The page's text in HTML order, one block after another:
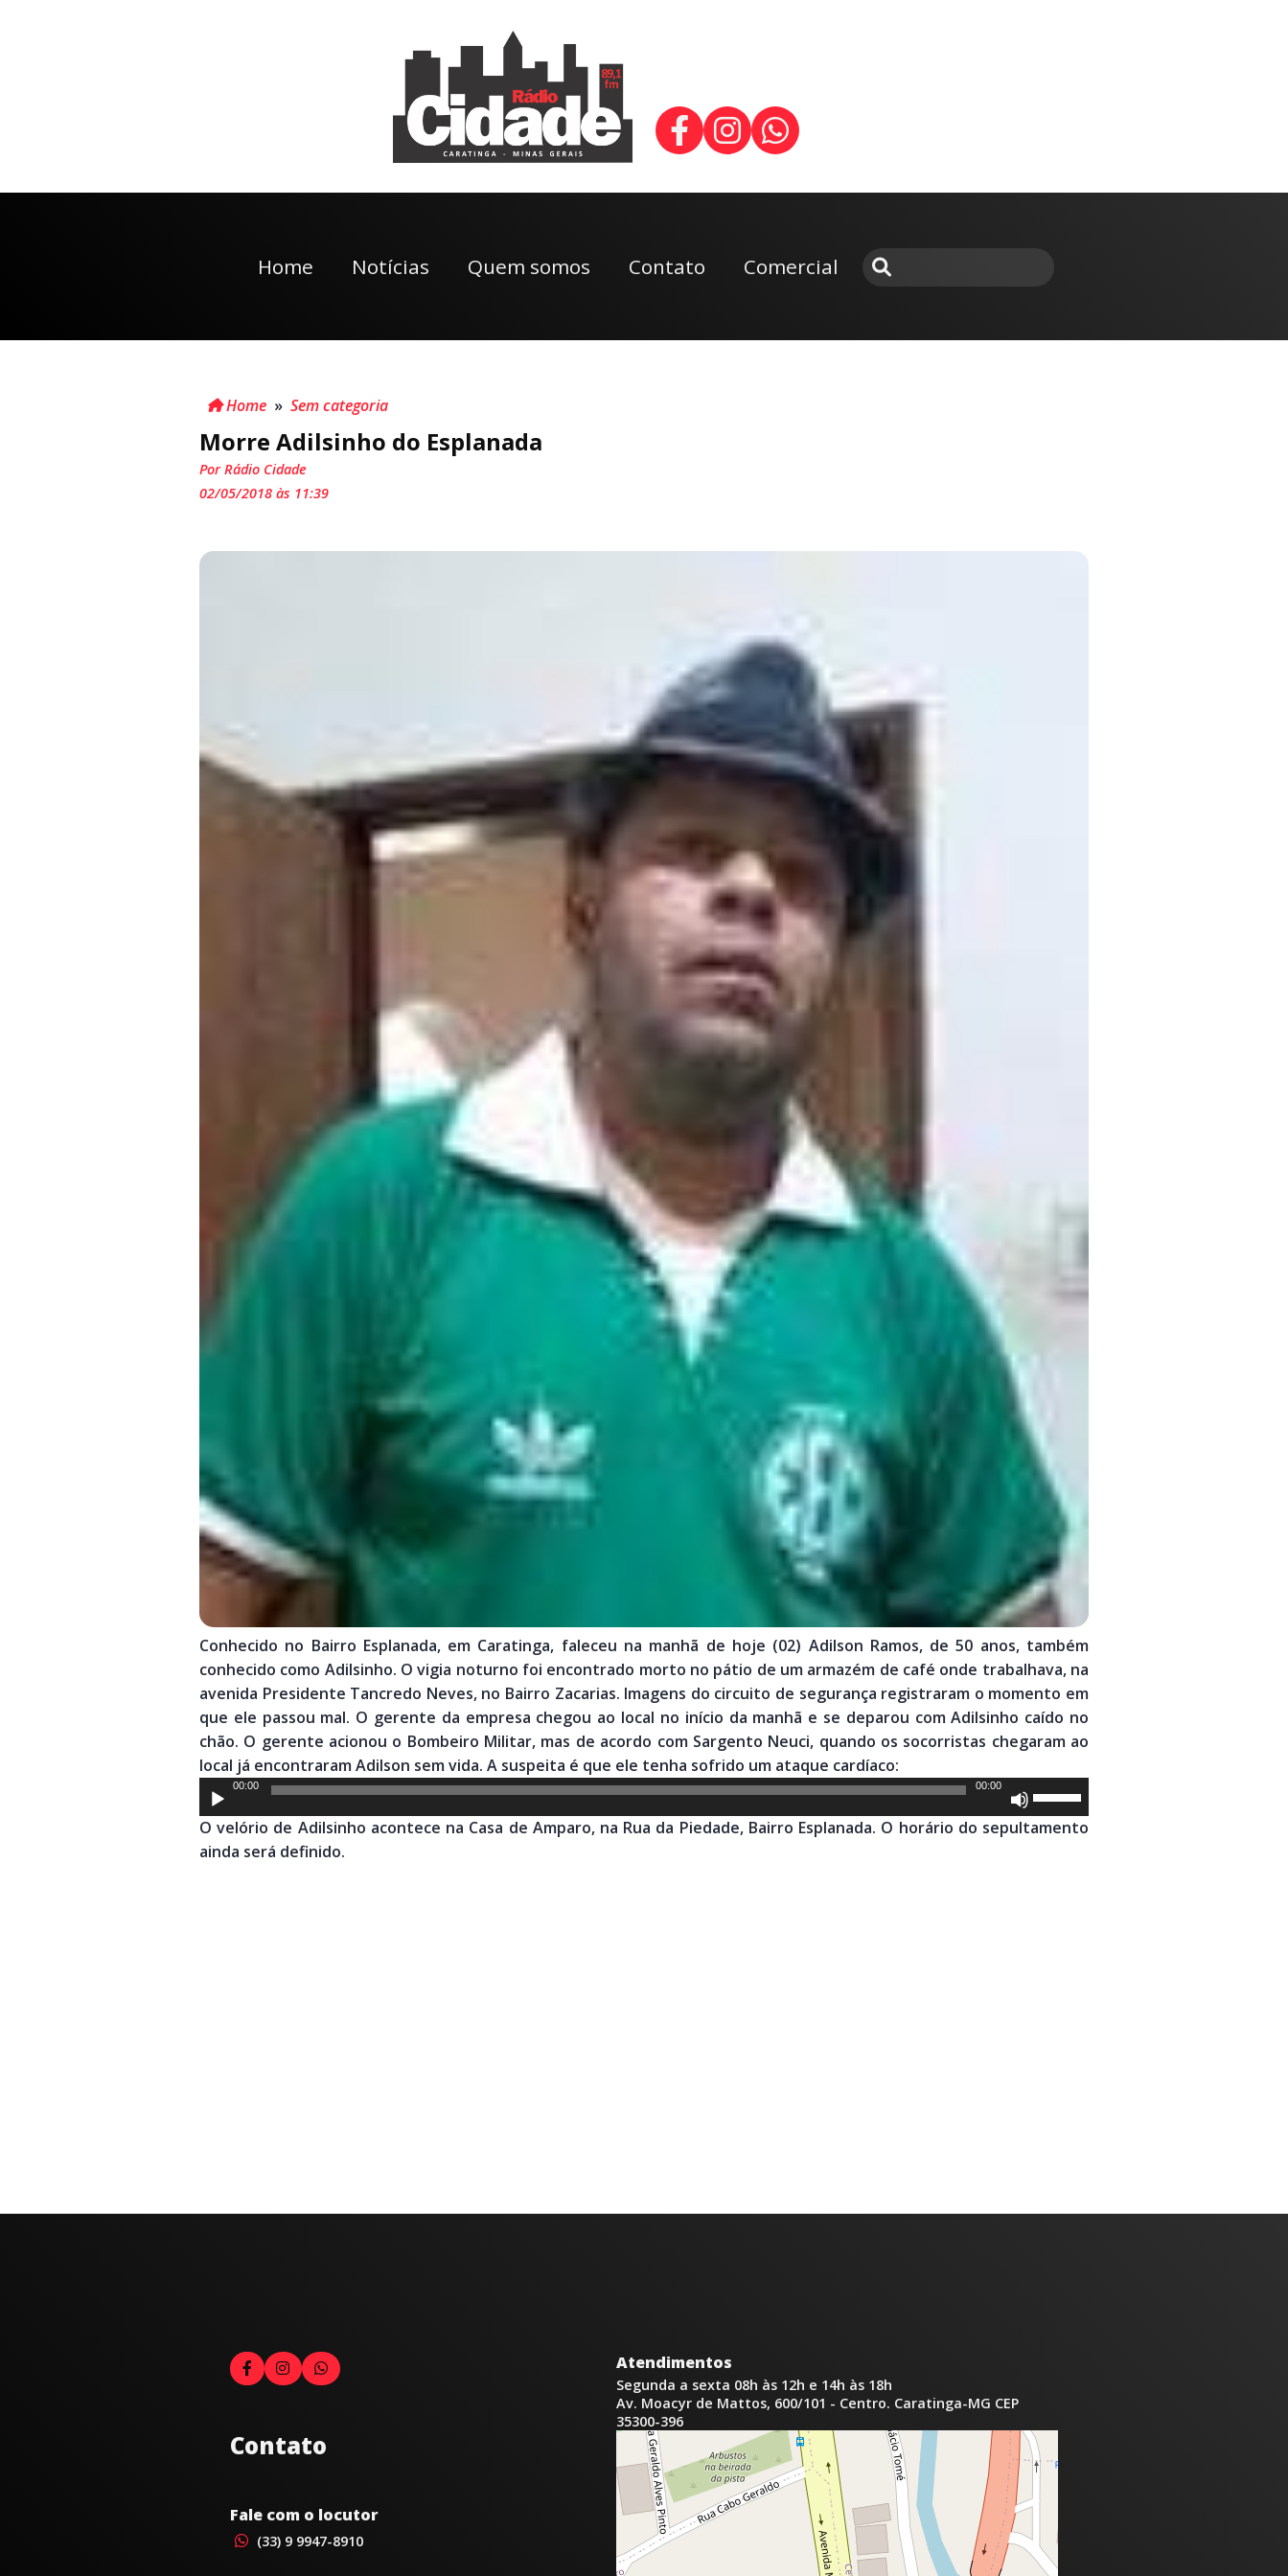
Home Notícias Quem somos Contato Comercial
Home » Sem categoria
Morre Adilsinho do Esplanada
Por Rádio Cidade
02/05/2018 às 11:39
Conhecido no Bairro Esplanada, em Caratinga, faleceu na manhã de hoje (02) Adilson Ramos, de 50 anos, também
conhecido como Adilsinho. O vigia noturno foi encontrado morto no pátio de um armazém de café onde trabalhava, na
avenida Presidente Tancredo Neves, no Bairro Zacarias. Imagens do circuito de segurança registraram o momento em
que ele passou mal. O gerente da empresa chegou ao local no início da manhã e se deparou com Adilsinho caído no
chão. O gerente acionou o Bombeiro Militar, mas de acordo com Sargento Neuci, quando os socorristas chegaram ao
local já encontraram Adilson sem vida. A suspeita é que ele tenha sofrido um ataque cardíaco:
Tocador
de
áudio
00:00 00:00
as
setas
O velório de Adilsinho acontece na Casa de Amparo, na Rua da Piedade, Bairro Esplanada. O horário do sepultamento
ainda será definido.
Contato
Fale com o locutor
(33) 9 9947-8910
Atendimentos
Segunda a sexta 08h às 12h e 14h às 18h
Av. Moacyr de Mattos, 600/101 - Centro. Caratinga-MG CEP
35300-396